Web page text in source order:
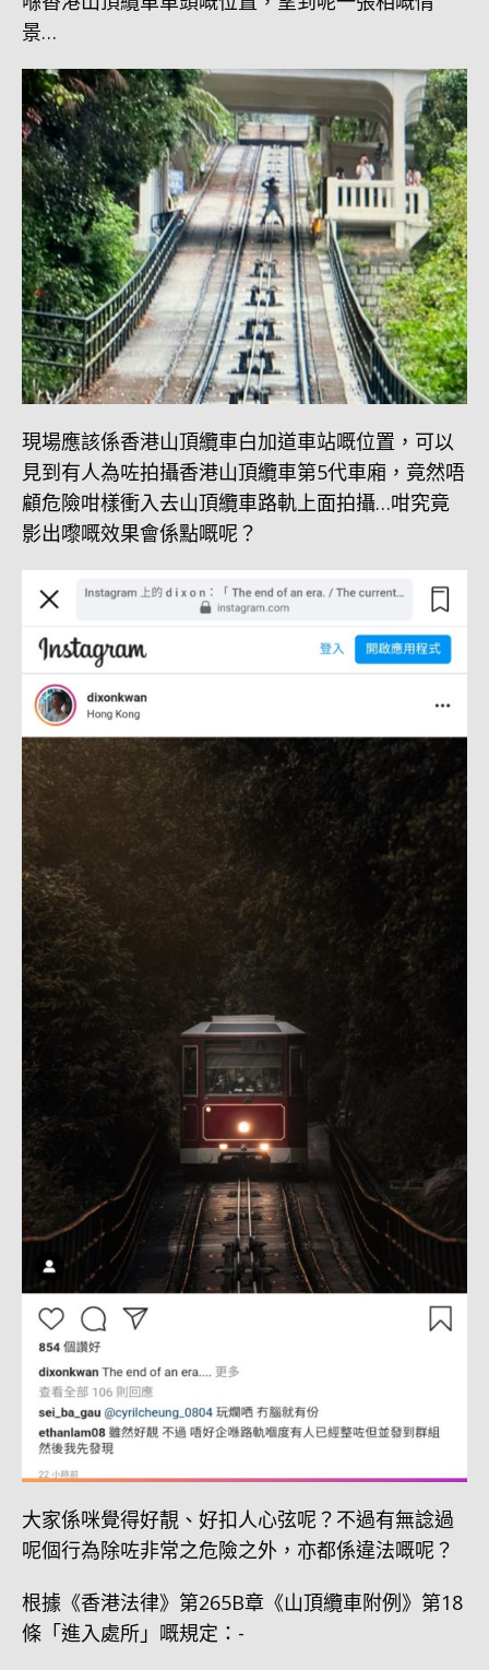
景…
現場應該係香港山頂纜車白加道車站嘅位置，可以
見到有人為咗拍攝香港山頂纜車第5代車廂，竟然唔
顧危險咁樣衝入去山頂纜車路軌上面拍攝…咁究竟
影出嚟嘅效果會係點嘅呢？
大家係咪覺得好靚、好扣人心弦呢？不過有無諗過
呢個行為除咗非常之危險之外，亦都係違法嘅呢？
根據《香港法律》第265B章《山頂纜車附例》第18
條「進入處所」嘅規定：-